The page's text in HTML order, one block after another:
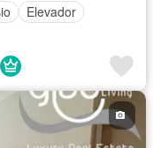
Elevador